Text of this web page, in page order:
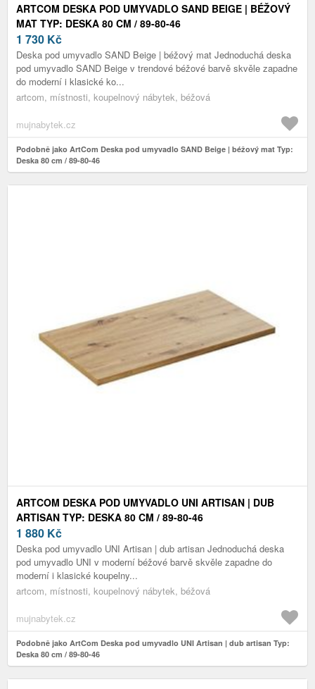
ARTCOM DESKA POD UMYVADLO SAND BEIGE | BÉŽOVÝ
MAT TYP: DESKA 80 CM / 89-80-46
1 730 Kč
Deska pod umyvadlo SAND Beige | béžový mat Jednoduchá deska
pod umyvadlo SAND Beige v trendové béžové barvě skvěle zapadne
do moderní i klasické ko...
artcom, místnosti, koupelnový nábytek, béžová
mujnabytek.cz
Podobně jako ArtCom Deska pod umyvadlo SAND Beige | béžový mat Typ:
Deska 80 cm / 89-80-46
ARTCOM DESKA POD UMYVADLO UNI ARTISAN | DUB
ARTISAN TYP: DESKA 80 CM / 89-80-46
1 880 Kč
Deska pod umyvadlo UNI Artisan | dub artisan Jednoduchá deska
pod umyvadlo UNI v moderní béžové barvě skvěle zapadne do
moderní i klasické koupelny...
artcom, místnosti, koupelnový nábytek, béžová
mujnabytek.cz
Podobně jako ArtCom Deska pod umyvadlo UNI Artisan | dub artisan Typ:
Deska 80 cm / 89-80-46